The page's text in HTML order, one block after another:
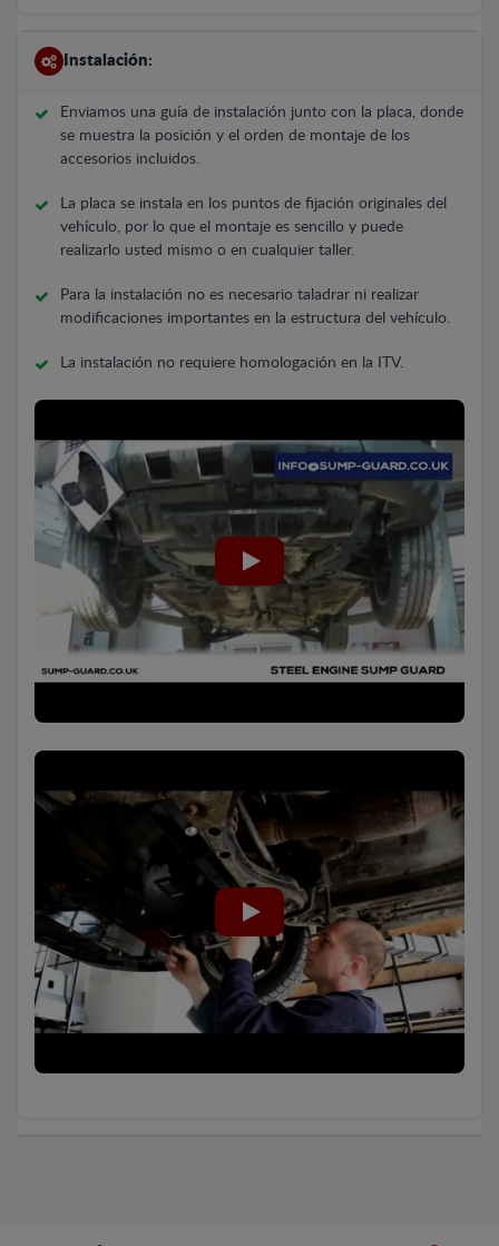
Instalación:
Enviamos una guía de instalación junto con la placa, donde
se muestra la posición y el orden de montaje de los
accesorios incluidos.
La placa se instala en los puntos de fijación originales del
vehículo, por lo que el montaje es sencillo y puede
realizarlo usted mismo o en cualquier taller.
Para la instalación no es necesario taladrar ni realizar
modificaciones importantes en la estructura del vehículo.
La instalación no requiere homologación en la ITV.